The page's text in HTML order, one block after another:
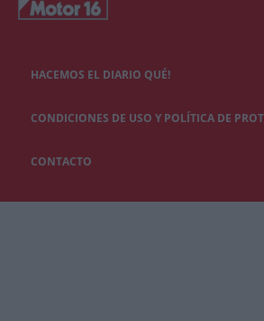
HACEMOS EL DIARIO QUÉ!
CONDICIONES DE USO Y POLÍTICA DE
CONTACTO